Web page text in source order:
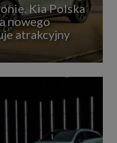
Kia Polska
nowego
atrakcyjny